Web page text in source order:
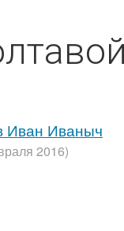
Иван Иваныч
2016)